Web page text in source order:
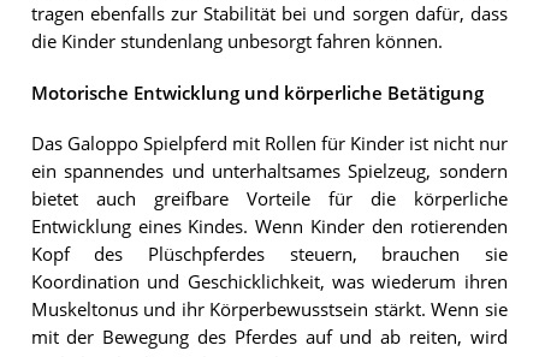
tragen ebenfalls zur Stabilität bei und sorgen dafür, dass
die Kinder stundenlang unbesorgt fahren können.
Motorische Entwicklung und körperliche Betätigung
Das Galoppo Spielpferd mit Rollen für Kinder ist nicht nur
ein spannendes und unterhaltsames Spielzeug, sondern
bietet auch greifbare Vorteile für die körperliche
Entwicklung eines Kindes. Wenn Kinder den rotierenden
Kopf des Plüschpferdes steuern, brauchen sie
Koordination und Geschicklichkeit, was wiederum ihren
Muskeltonus und ihr Körperbewusstsein stärkt. Wenn sie
mit der Bewegung des Pferdes auf und ab reiten, wird